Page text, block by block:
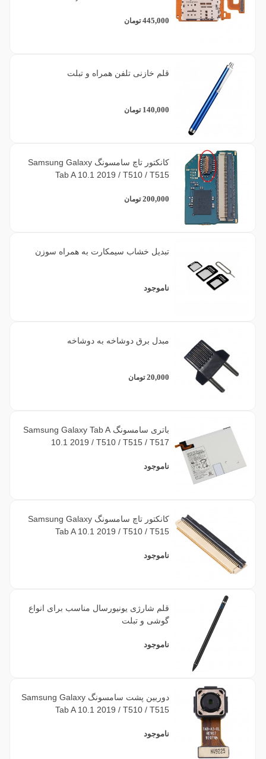
445,000 تومان
قلم خازنی تلفن همراه و تبلت
140,000 تومان
کانکتور تاچ سامسونگ Samsung Galaxy
Tab A 10.1 2019 / T510 / T515
200,000 تومان
تبدیل خشاب سیمکارت به همراه سوزن
ناموجود
مبدل برق دوشاخه به دوشاخه
20,000 تومان
باتری سامسونگ Samsung Galaxy Tab A
10.1 2019 / T510 / T515 / T517
ناموجود
کانکتور تاچ سامسونگ Samsung Galaxy
Tab A 10.1 2019 / T510 / T515
ناموجود
قلم شارژی یونیورسال مناسب برای انواع
گوشی و تبلت
ناموجود
دوربین پشت سامسونگ Samsung Galaxy
Tab A 10.1 2019 / T510 / T515
ناموجود